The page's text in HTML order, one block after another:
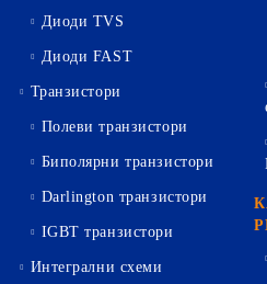
Диоди TVS
Диоди FAST
Транзистори
Полеви транзистори
Биполярни транзистори
Darlington транзистори
IGBT транзистори
Интегрални схеми